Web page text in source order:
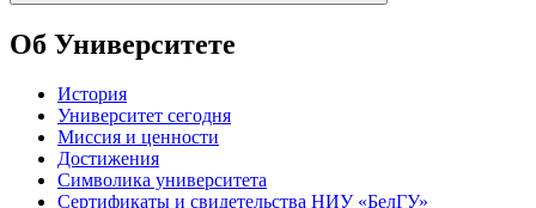
Об Университете
История
Университет сегодня
Миссия и ценности
Достижения
Символика университета
Сертификаты и свидетельства НИУ «БелГУ»